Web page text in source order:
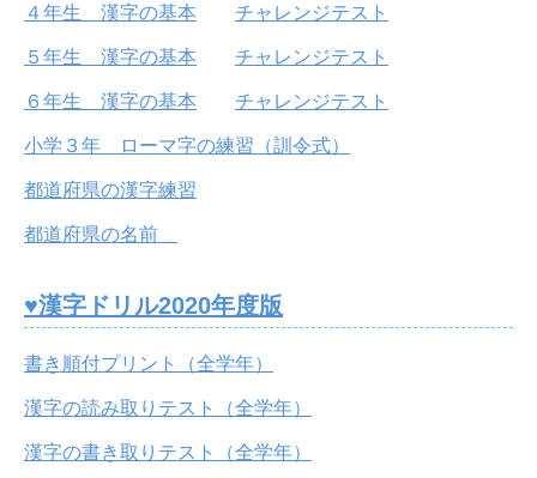
４年生 漢字の基本 チャレンジテスト
５年生 漢字の基本 チャレンジテスト
６年生 漢字の基本 チャレンジテスト
小学３年 ローマ字の練習（訓令式）
都道府県の漢字練習
都道府県の名前
♥漢字ドリル2020年度版
書き順付プリント（全学年）
漢字の読み取りテスト（全学年）
漢字の書き取りテスト（全学年）